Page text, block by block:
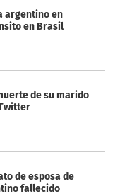
argentino en
en Brasil
de su marido
de esposa de
fallecido